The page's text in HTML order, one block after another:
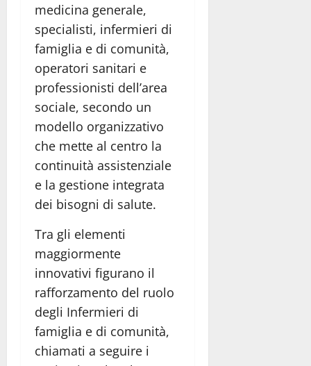
medicina generale,
specialisti, infermieri di
famiglia e di comunità,
operatori sanitari e
professionisti dell’area
sociale, secondo un
modello organizzativo
che mette al centro la
continuità assistenziale
e la gestione integrata
dei bisogni di salute.
Tra gli elementi
maggiormente
innovativi figurano il
rafforzamento del ruolo
degli Infermieri di
famiglia e di comunità,
chiamati a seguire i